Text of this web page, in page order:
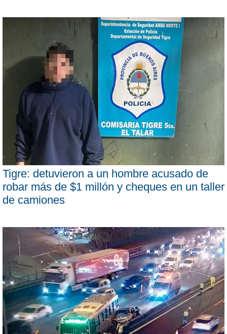
Tigre: detuvieron a un hombre acusado de
robar más de $1 millón y cheques en un taller
de camiones